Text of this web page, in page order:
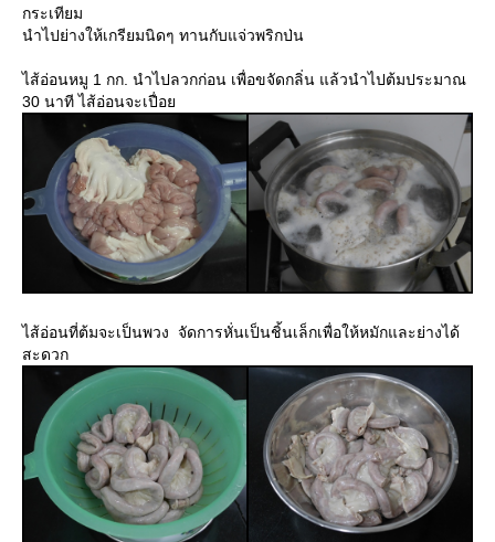
กระเทียม
นำไปย่างให้เกรียมนิดๆ ทานกับแจ่วพริกป่น
ไส้อ่อนหมู 1 กก. นำไปลวกก่อน เพื่อขจัดกลิ่น แล้วนำไปต้มประมาณ
30 นาที ไส้อ่อนจะเปื่อ
ไส้อ่อนที่ต้มจะเป็นพวง จัดการหั่นเป็นชิ้นเล็กเพื่อให้หมักและย่างได้
สะดวก